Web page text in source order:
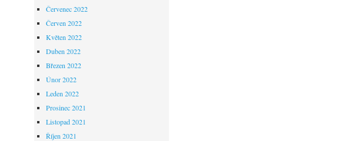
Červenec 2022
Červen 2022
Květen 2022
Duben 2022
Březen 2022
Únor 2022
Leden 2022
Prosinec 2021
Listopad 2021
Říjen 2021